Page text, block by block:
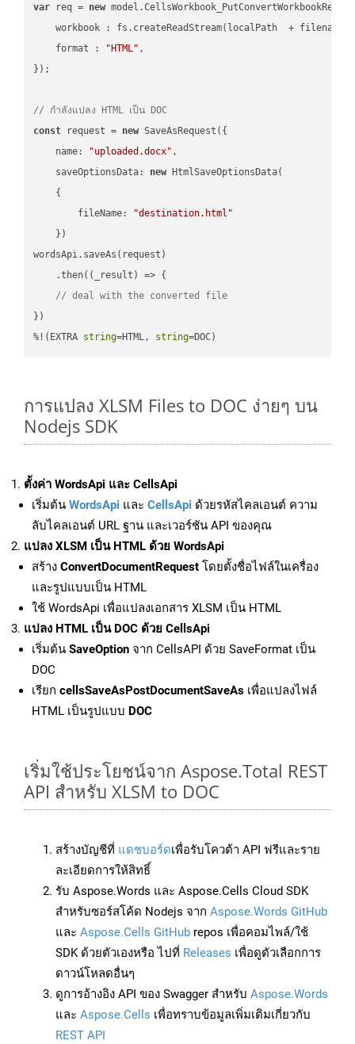
var req = new
workbook : fs.createReadStream(localPath  + filename
format : "HTML" ,
});
// กำลังแปลง HTML เป็น DOC
const request = new SaveAsRequest({
name: "uploaded.docx" ,
saveOptionsData: new HtmlSaveOptionsData(
    {
fileName:
"destination.html"
    })
wordsApi.saveAs(request)
    .then(
( _result ) => {
// deal with the converted file
})
%!(EXTRA string=HTML, string=DOC)
การแปลง XLSM Files to DOC ง่ายๆ บน
Nodejs SDK
ตั้งค่า WordsApi และ CellsApi
เริ่มต้น WordsApi และ CellsApi ด้วยรหัสไคลเอนต์ ความ
ลับไคลเอนต์ URL ฐาน และเวอร์ชัน API ของคุณ
แปลง XLSM เป็น HTML ด้วย WordsApi
สร้าง ConvertDocumentRequest โดยตั้งชื่อไฟล์ในเครื่อง
และรูปแบบเป็น HTML
ใช้ WordsApi เพื่อแปลงเอกสาร XLSM เป็น HTML
แปลง HTML เป็น DOC ด้วย CellsApi
เริ่มต้น SaveOption จาก CellsAPI ด้วย SaveFormat เป็น
DOC
เรียก cellsSaveAsPostDocumentSaveAs เพื่อแปลงไฟล์
HTML เป็นรูปแบบ DOC
เริ่มใช้ประโยชน์จาก Aspose.Total REST
API สำหรับ XLSM to DOC
สร้างบัญชีที่ แดชบอร์ดเพื่อรับโควต้า API ฟรีและราย
ละเอียดการให้สิทธิ์
รับ Aspose.Words และ Aspose.Cells Cloud SDK
สำหรับซอร์สโค้ด Nodejs จาก Aspose.Words GitHub
และ Aspose.Cells GitHub repos เพื่อคอมไพล์/ใช้
SDK ด้วยตัวเองหรือ ไปที่ Releases เพื่อดูตัวเลือกการ
ดาวน์โหลดอื่นๆ
ดูการอ้างอิง API ของ Swagger สำหรับ Aspose.Words
และ Aspose.Cells เพื่อทราบข้อมูลเพิ่มเติมเกี่ยวกับ
REST API